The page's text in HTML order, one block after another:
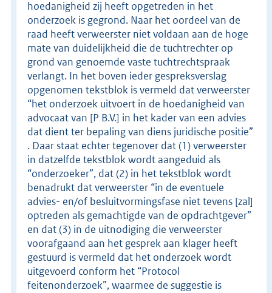
hoedanigheid zij heeft opgetreden in het
onderzoek is gegrond. Naar het oordeel van de
raad heeft verweerster niet voldaan aan de hoge
mate van duidelijkheid die de tuchtrechter op
grond van genoemde vaste tuchtrechtspraak
verlangt. In het boven ieder gespreksverslag
opgenomen tekstblok is vermeld dat verweerster
“het onderzoek uitvoert in de hoedanigheid van
advocaat van [P B.V.] in het kader van een advies
dat dient ter bepaling van diens juridische positie”
. Daar staat echter tegenover dat (1) verweerster
in datzelfde tekstblok wordt aangeduid als
“onderzoeker”, dat (2) in het tekstblok wordt
benadrukt dat verweerster “in de eventuele
advies- en/of besluitvormingsfase niet tevens [zal]
optreden als gemachtigde van de opdrachtgever”
en dat (3) in de uitnodiging die verweerster
voorafgaand aan het gesprek aan klager heeft
gestuurd is vermeld dat het onderzoek wordt
uitgevoerd conform het “Protocol
feitenonderzoek”, waarmee de suggestie is